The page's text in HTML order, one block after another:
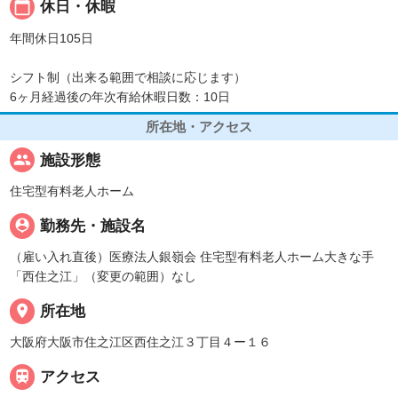
calendar_today 休日・休暇
年間休日105日
シフト制（出来る範囲で相談に応じます）
6ヶ月経過後の年次有給休暇日数：10日
所在地・アクセス
people 施設形態
住宅型有料老人ホーム
person_pin 勤務先・施設名
（雇い入れ直後）医療法人銀嶺会 住宅型有料老人ホーム大きな手
「西住之江」（変更の範囲）なし
place 所在地
大阪府大阪市住之江区西住之江３丁目４ー１６
 アクセス